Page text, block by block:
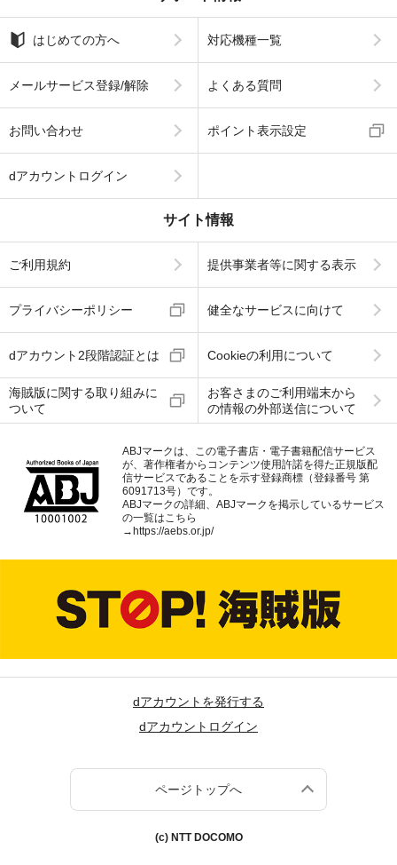
はじめての方へ 対応機種一覧
メールサービス登録/解除 よくある質問
お問い合わせ ポイント表示設定
dアカウントログイン
サイト情報
ご利用規約 提供事業者等に関する表示
プライバシーポリシー 健全なサービスに向けて
dアカウント2段階認証とは Cookieの利用について
海賊版に関する取り組みに
ついて
お客さまのご利用端末から
の情報の外部送信について
ABJマークは、この電子書店・電子書籍配信サービス
が、著作権者からコンテンツ使用許諾を得た正規版配
信サービスであることを示す登録商標（登録番号 第
6091713号）です。
ABJマークの詳細、ABJマークを掲示しているサービス
の一覧はこちら
→https://aebs.or.jp/
dアカウントを発行する
dアカウントログイン
ページトップへ
(c) NTT DOCOMO